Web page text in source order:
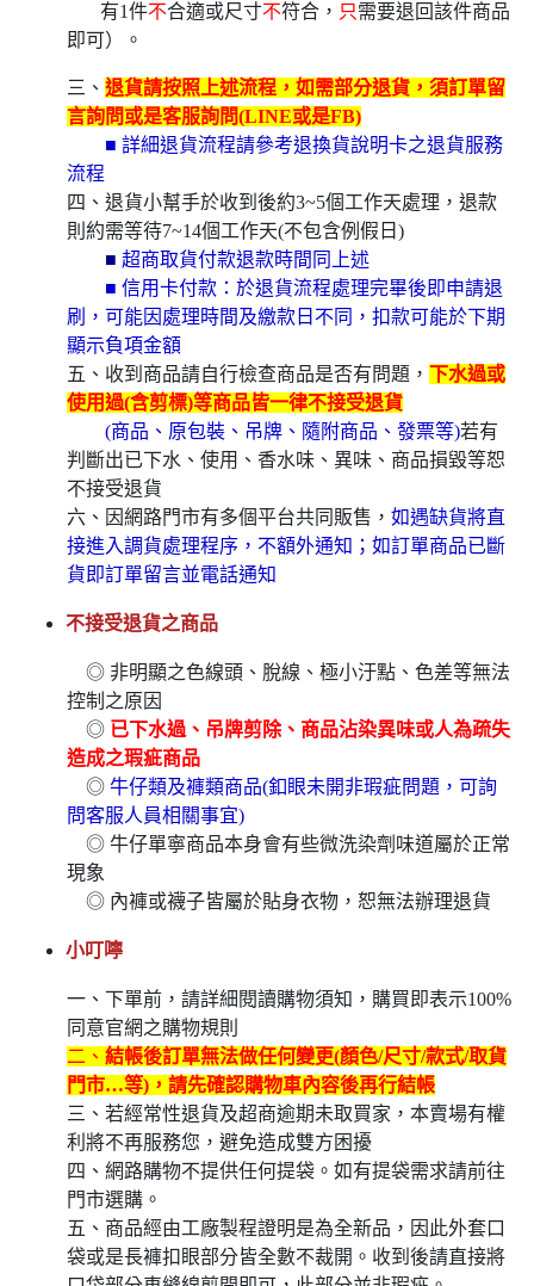
有1件不合適或尺寸不符合， 只需要退回該件商品
即可）。
三、 退貨請按照上述流程，如需部分退貨，須訂單留
言詢問或是客服詢問(LINE或是FB)
■ 詳細退貨流程請參考退換貨說明卡之退貨服務
流程
四、退貨小幫手於收到後約3~5個工作天處理，退款
則約需等待7~14個工作天(不包含例假日)
■ 超商取貨付款退款時間同上述
■ 信用卡付款：於退貨流程處理完畢後即申請退
刷，可能因處理時間及繳款日不同，扣款可能於下期
顯示負項金額
五、收到商品請自行檢查商品是否有問題， 下水過或
使用過(含剪標)等商品皆一律不接受退貨
(商品、原包裝、吊牌、隨附商品、發票等)若有
判斷出已下水、使用、香水味、異味、商品損毀等恕
不接受退貨
六、因網路門市有多個平台共同販售， 如遇缺貨將直
接進入調貨處理程序，不額外通知；如訂單商品已斷
貨即訂單留言並電話通知
不接受退貨之商品
◎ 非明顯之色線頭、脫線、極小汙點、色差等無法
控制之原因
◎ 已下水過、吊牌剪除、商品沾染異味或人為疏失
造成之瑕疵商品
◎ 牛仔類及褲類商品(釦眼未開非瑕疵問題，可詢
問客服人員相關事宜)
◎ 牛仔單寧商品本身會有些微洗染劑味道屬於正常
現象
◎ 內褲或襪子皆屬於貼身衣物，恕無法辦理退貨
小叮嚀
一、下單前，請詳細閱讀購物須知，購買即表示100%
同意官網之購物規則
二、 結帳後訂單無法做任何變更(顏色/尺寸/款式/取貨
門市…等)，請先確認購物車內容後再行結帳
三、若經常性退貨及超商逾期未取買家，本賣場有權
利將不再服務您，避免造成雙方困擾
四、網路購物不提供任何提袋。如有提袋需求請前往
門市選購。
五、商品經由工廠製程證明是為全新品，因此外套口
袋或是長褲扣眼部分皆全數不裁開。收到後請直接將